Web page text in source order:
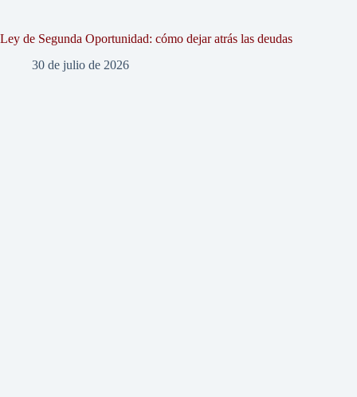
Ley de Segunda Oportunidad: cómo dejar atrás las deudas
30 de julio de 2026